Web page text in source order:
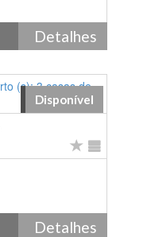
Detalhes
Disponível
Detalhes